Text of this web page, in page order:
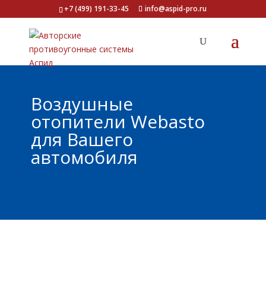
+7 (499) 191-33-45 info@aspid-pro.ru
Воздушные
отопители Webasto
для Вашего
автомобиля